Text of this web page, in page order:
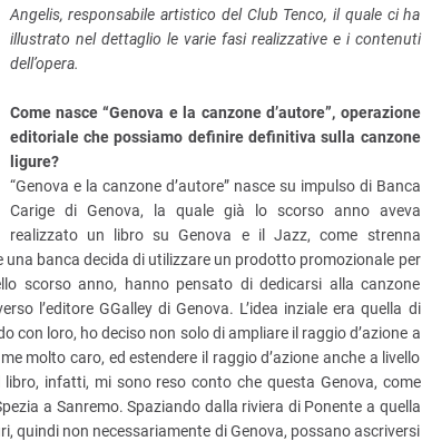
Angelis, responsabile artistico del Club Tenco, il quale ci ha
illustrato nel dettaglio le varie fasi realizzative e i contenuti
dell’opera.
Come nasce “Genova e la canzone d’autore”, operazione
editoriale che possiamo definire definitiva sulla canzone
ligure?
“Genova e la canzone d’autore” nasce su impulso di Banca
Carige di Genova, la quale già lo scorso anno aveva
realizzato un libro su Genova e il Jazz, come strenna
una banca decida di utilizzare un prodotto promozionale per
scorso anno, hanno pensato di dedicarsi alla canzone
l’editore GGalley di Genova. L’idea inziale era quella di
con loro, ho deciso non solo di ampliare il raggio d’azione a
molto caro, ed estendere il raggio d’azione anche a livello
infatti, mi sono reso conto che questa Genova, come
a Sanremo. Spaziando dalla riviera di Ponente a quella
quindi non necessariamente di Genova, possano ascriversi